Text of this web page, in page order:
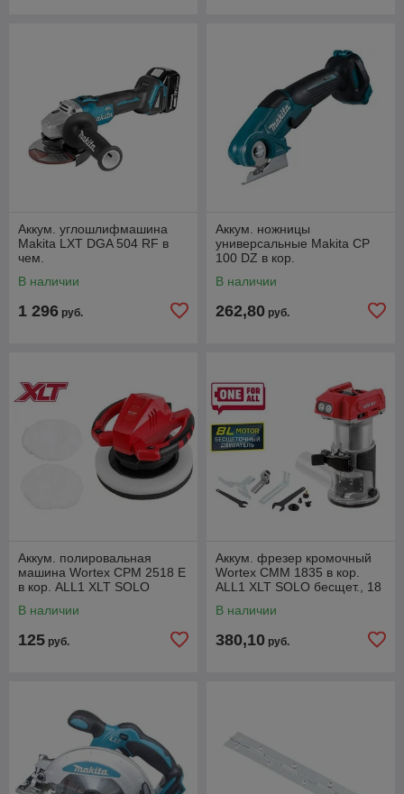
Аккум. углошлифмашина
Makita LXT DGA 504 RF в
чем.
В наличии
1 296 руб.
Аккум. ножницы
универсальные Makita CP
100 DZ в кор.
В наличии
262,80 руб.
Аккум. полировальная
машина Wortex CPM 2518 E
в кор. ALL1 XLT SOLO
В наличии
125 руб.
Аккум. фрезер кромочный
Wortex CMM 1835 в кор.
ALL1 XLT SOLO бесщет., 18
В наличии
380,10 руб.